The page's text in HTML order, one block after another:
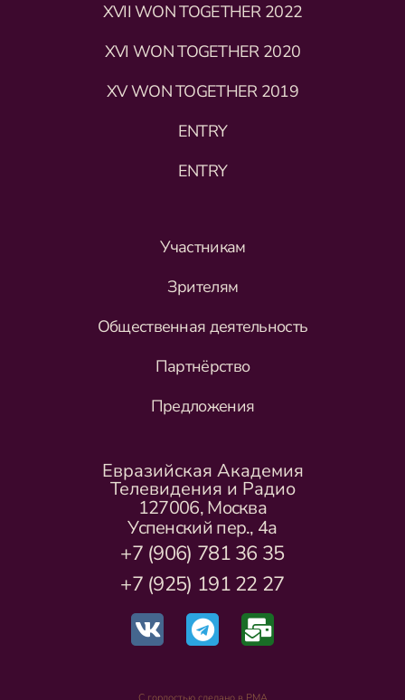
XVII WON TOGETHER 2022
XVI WON TOGETHER 2020
XV WON TOGETHER 2019
ENTRY
ENTRY
Участникам
Зрителям
Общественная деятельность
Партнёрство
Предложения
Евразийская Академия
Телевидения и Радио
127006, Москва
Успенский пер., 4а
+7 (906) 781 36 35
+7 (925) 191 22 27